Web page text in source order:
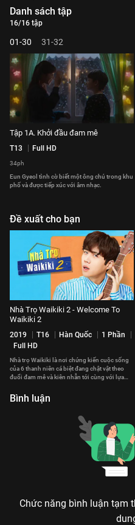
Danh sách tập
16/16 tập
01-30 31-32
Tập 1A. Khởi đầu đam mê
T13 Full HD
34ph
Eun Gyeol tình cờ biết một ông chú trong khu
phố và được tiếp xúc với âm nhạc.
Đề xuất cho bạn
Nhà Trọ Waikiki 2 - Welcome To
Waikiki 2
2019 T16 Hàn Quốc
1 Phần
Full HD
Nhà trọ Waikiki là nơi chứng kiến cuộc sống
của 6 thanh niên cá biệt đang chật vật theo
đuổi đam mê và kiên nhẫn tới cùng với lựa
Bình luận
Chức năng bình luận tạm